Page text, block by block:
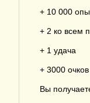
+ 10 000
+ 2 ко всем
+ 1 удача
+ 3000
Вы